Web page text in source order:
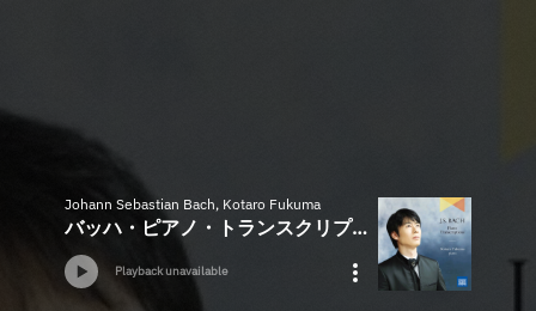
Johann Sebastian Bach, Kotaro Fukuma
バッハ・ピアノ・トランスクリプションズ
Playback unavailable